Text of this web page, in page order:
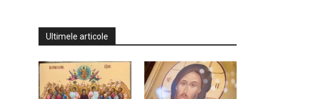
Ultimele articole